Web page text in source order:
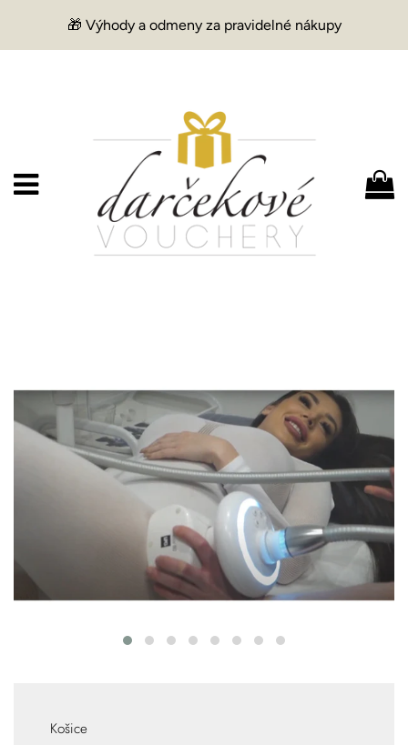
🎁 Výhody a odmeny za pravidelné nákupy
Menu
Košice